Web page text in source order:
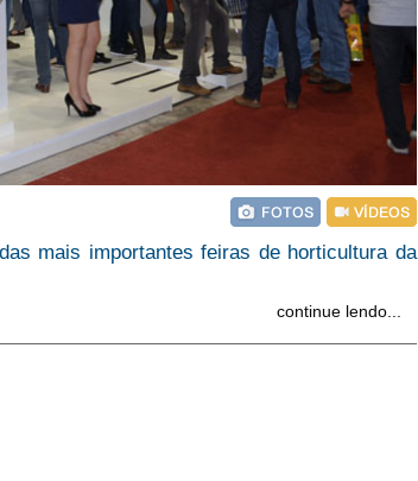
mais importantes feiras de horticultura da
continue lendo...